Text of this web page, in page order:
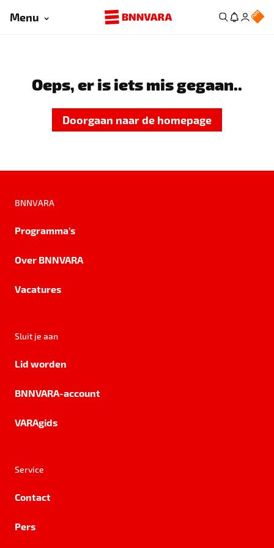
Menu
Oeps, er is iets mis gegaan..
Doorgaan naar de homepage
BNNVARA
Programma's
Over BNNVARA
Vacatures
Sluit je aan
Lid worden
BNNVARA-account
VARAgids
Service
Contact
Pers